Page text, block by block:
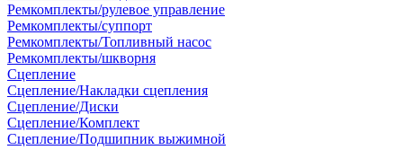
Ремкомплекты/рулевое управление
Ремкомплекты/суппорт
Ремкомплекты/Топливный насос
Ремкомплекты/шкворня
Сцепление
Сцепление/Накладки сцепления
Сцепление/Диски
Сцепление/Комплект
Сцепление/Подшипник выжимной